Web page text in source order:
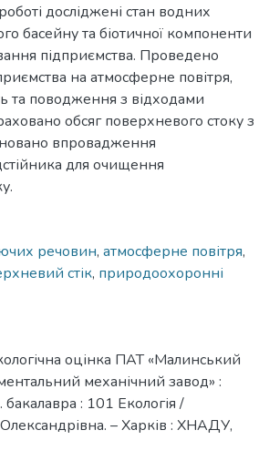
досліджені стан водних
басейну та біотичної компоненти
підприємства. Проведено
на атмосферне повітря,
та поводження з відходами
обсяг поверхневого стоку з
впровадження
для очищення
речовин, атмосферне повітря,
стік, природоохоронні
оцінка ПАТ «Малинський
механічний завод» :
: 101 Екологія /
– Харків : ХНАДУ,